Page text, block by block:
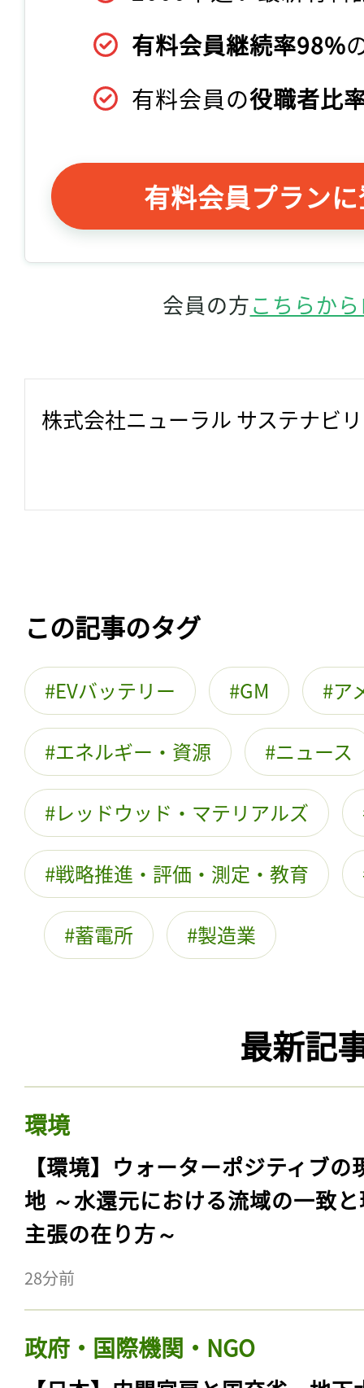
有料会員継続率98%
有料会員の役職者比
有料会員プラン
会員の方こちらか
株式会社ニューラル サステナビ
この記事のタグ
EVバッテリー GM ア
エネルギー・資源 ニュース
レッドウッド・マテリアルズ
戦略推進・評価・測定・教育
蓄電所 製造業
最新記
環境
【環境】ウォーターポジティブの
地 ～水還元における流域の一致
主張の在り方～
28分前
政府・国際機関・NGO